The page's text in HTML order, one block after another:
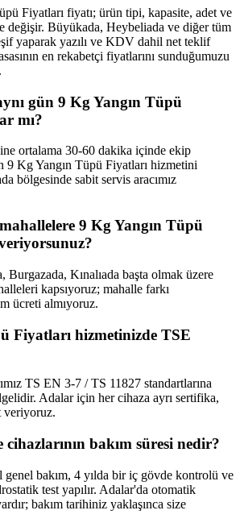
Fiyatları fiyatı; ürün tipi, kapasite, adet ve
değişir. Büyükada, Heybeliada ve diğer tüm
yaparak yazılı ve KDV dahil net teklif
en rekabetçi fiyatlarını sunduğumuzu
gün 9 Kg Yangın Tüpü
mı?
ortalama 30-60 dakika içinde ekip
9 Kg Yangın Tüpü Fiyatları hizmetini
bölgesinde sabit servis aracımız
9 Kg Yangın Tüpü
Kınalıada başta olmak üzere
kapsıyoruz; mahalle farkı
ücreti almıyoruz.
Fiyatları hizmetinizde TSE
TS EN 3-7 / TS 11827 standartlarına
Adalar için her cihaza ayrı sertifika,
veriyoruz.
cihazlarının bakım süresi nedir?
bakım, 4 yılda bir iç gövde kontrolü ve
test yapılır. Adalar'da otomatik
bakım tarihiniz yaklaşınca size